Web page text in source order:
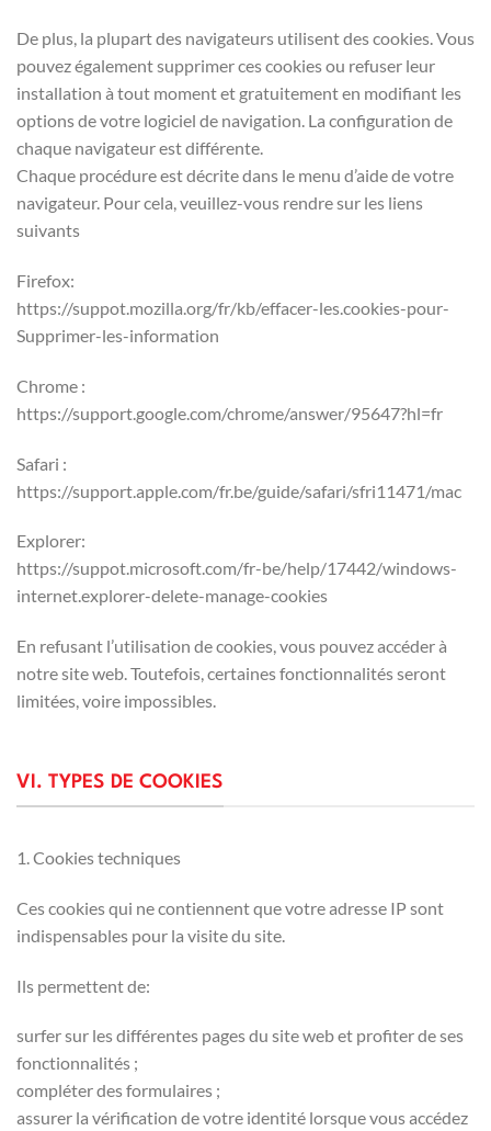
De plus, la plupart des navigateurs utilisent des cookies. Vous
pouvez également supprimer ces cookies ou refuser leur
installation à tout moment et gratuitement en modifiant les
options de votre logiciel de navigation. La configuration de
chaque navigateur est différente.
Chaque procédure est décrite dans le menu d’aide de votre
navigateur. Pour cela, veuillez-vous rendre sur les liens
suivants
Firefox:
https://suppot.mozilla.org/fr/kb/effacer-les.cookies-pour-
Supprimer-les-information
Chrome :
https://support.google.com/chrome/answer/95647?hl=fr
Safari :
https://support.apple.com/fr.be/guide/safari/sfri11471/mac
Explorer:
https://suppot.microsoft.com/fr-be/help/17442/windows-
internet.explorer-delete-manage-cookies
En refusant l’utilisation de cookies, vous pouvez accéder à
notre site web. Toutefois, certaines fonctionnalités seront
limitées, voire impossibles.
VI. TYPES DE COOKIES
1. Cookies techniques
Ces cookies qui ne contiennent que votre adresse IP sont
indispensables pour la visite du site.
Ils permettent de:
surfer sur les différentes pages du site web et profiter de ses
fonctionnalités ;
compléter des formulaires ;
assurer la vérification de votre identité lorsque vous accédez